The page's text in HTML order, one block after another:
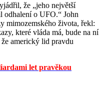
že „jeho největší
odhalení o UFO.“ John
mimozemského života, řekl:
které vláda má, bude na ní
americký lid pravdu
let pravěkou